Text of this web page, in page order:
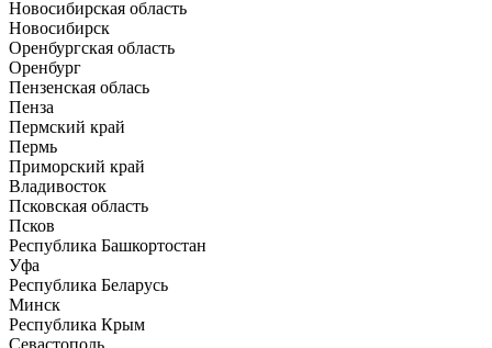
Новосибирская область
Новосибирск
Оренбургская область
Оренбург
Пензенская облась
Пенза
Пермский край
Пермь
Приморский край
Владивосток
Псковская область
Псков
Республика Башкортостан
Уфа
Республика Беларусь
Минск
Республика Крым